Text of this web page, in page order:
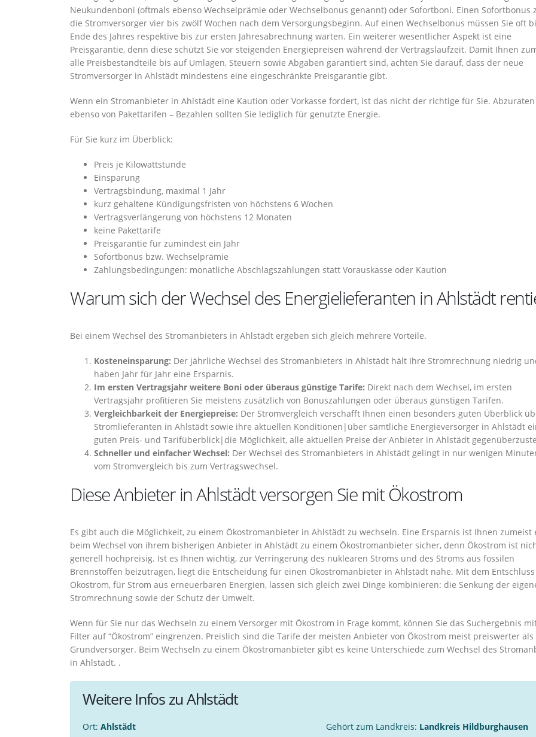
Neukundenboni (oftmals ebenso Wechselprämie oder Wechselbonus genannt) oder Sofortboni. Einen Sofortbonus
die Stromversorger vier bis zwölf Wochen nach dem Versorgungsbeginn. Auf einen Wechselbonus müssen Sie oft
Ende des Jahres respektive bis zur ersten Jahresabrechnung warten. Ein weiterer wesentlicher Aspekt ist eine
Preisgarantie, denn diese schützt Sie vor steigenden Energiepreisen während der Vertragslaufzeit. Damit Ihnen
alle Preisbestandteile bis auf Umlagen, Steuern sowie Abgaben garantiert sind, achten Sie darauf, dass der neue
Stromversorger in Ahlstädt mindestens eine eingeschränkte Preisgarantie gibt.
Wenn ein Stromanbieter in Ahlstädt eine Kaution oder Vorkasse fordert, ist das nicht der richtige für Sie.
ebenso von Pakettarifen – Bezahlen sollten Sie lediglich für genutzte Energie.
Für Sie kurz im Überblick:
Preis je Kilowattstunde
Einsparung
Vertragsbindung, maximal 1 Jahr
kurz gehaltene Kündigungsfristen von höchstens 6 Wochen
Vertragsverlängerung von höchstens 12 Monaten
keine Pakettarife
Preisgarantie für zumindest ein Jahr
Sofortbonus bzw. Wechselprämie
Zahlungsbedingungen: monatliche Abschlagszahlungen statt Vorauskasse oder Kaution
Warum sich der Wechsel des Energielieferanten in Ahlstädt
Bei einem Wechsel des Stromanbieters in Ahlstädt ergeben sich gleich mehrere Vorteile.
Kosteneinsparung: Der jährliche Wechsel des Stromanbieters in Ahlstädt hält Ihre Stromrechnung niedrig
haben Jahr für Jahr eine Ersparnis.
Im ersten Vertragsjahr weitere Boni oder überaus günstige Tarife: Direkt nach dem Wechsel, im ersten
Vertragsjahr profitieren Sie meistens zusätzlich von Bonuszahlungen oder überaus günstigen Tarifen.
Vergleichbarkeit der Energiepreise: Der Stromvergleich verschafft Ihnen einen besonders guten Überblick
Stromlieferanten in Ahlstädt sowie ihre aktuellen Konditionen|über sämtliche Energieversorger in Ahlstädt
guten Preis- und Tarifüberblick|die Möglichkeit, alle aktuellen Preise der Anbieter in Ahlstädt
Schneller und einfacher Wechsel: Der Wechsel des Stromanbieters in Ahlstädt gelingt in nur wenigen
vom Stromvergleich bis zum Vertragswechsel.
Diese Anbieter in Ahlstädt versorgen Sie mit Ökostrom
Es gibt auch die Möglichkeit, zu einem Ökostromanbieter in Ahlstädt zu wechseln. Eine Ersparnis ist Ihnen zumeist
beim Wechsel von ihrem bisherigen Anbieter in Ahlstädt zu einem Ökostromanbieter sicher, denn Ökostrom ist
generell hochpreisig. Ist es Ihnen wichtig, zur Verringerung des nuklearen Stroms und des Stroms aus fossilen
Brennstoffen beizutragen, liegt die Entscheidung für einen Ökostromanbieter in Ahlstädt nahe. Mit dem
Ökostrom, für Strom aus erneuerbaren Energien, lassen sich gleich zwei Dinge kombinieren: die Senkung der
Stromrechnung sowie der Schutz der Umwelt.
Wenn für Sie nur das Wechseln zu einem Versorger mit Ökostrom in Frage kommt, können Sie das Suchergebnis
Filter auf “Ökostrom” eingrenzen. Preislich sind die Tarife der meisten Anbieter von Ökostrom meist preiswerter als
Grundversorger. Beim Wechseln zu einem Ökostromanbieter gibt es keine Unterschiede zum Wechsel des
in Ahlstädt. .
Weitere Infos zu Ahlstädt
Ort: Ahlstädt Gehört zum Landkreis: Landkreis Hildburghausen